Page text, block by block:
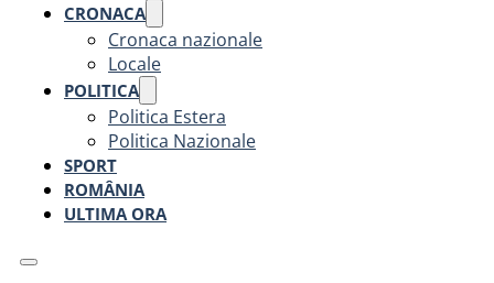
CRONACA
Cronaca nazionale
Locale
POLITICA
Politica Estera
Politica Nazionale
SPORT
ROMÂNIA
ULTIMA ORA